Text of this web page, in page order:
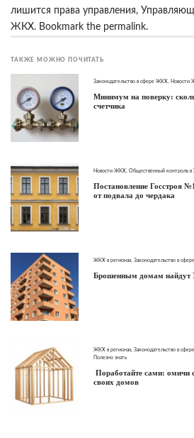
лишится права управления,
ЖКХ. Bookmark the permalink.
ТАКЖЕ МОЖНО ПОЧИТАТЬ
Законодательство в сфере ЖКХ Новости
Минимум на поверку:
счетчика
Новости ЖКХ Общественный контроль
Постановление Госстроя
от подвала до чердака
ЖКХ в регионах Законодательство в
Брошенным домам найдут
ЖКХ в регионах Законодательство в
Полезно знать
Поработайте сами: омичи
своих домов